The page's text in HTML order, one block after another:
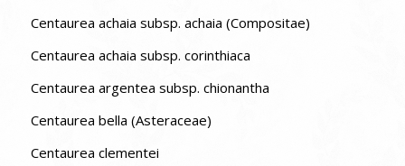
Centaurea achaia subsp. achaia (Compositae)
Centaurea achaia subsp. corinthiaca
Centaurea argentea subsp. chionantha
Centaurea bella (Asteraceae)
Centaurea clementei